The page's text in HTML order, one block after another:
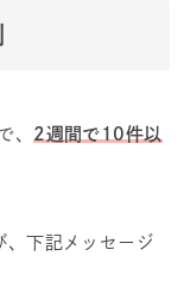
、 2週間で10件以
下記メッセージ